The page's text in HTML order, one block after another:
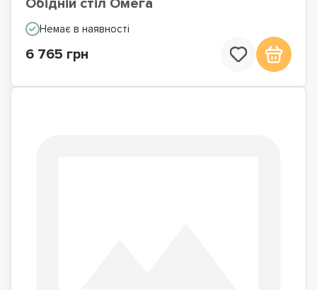
Обідній стіл Омега
Немає в наявності
6 765 грн